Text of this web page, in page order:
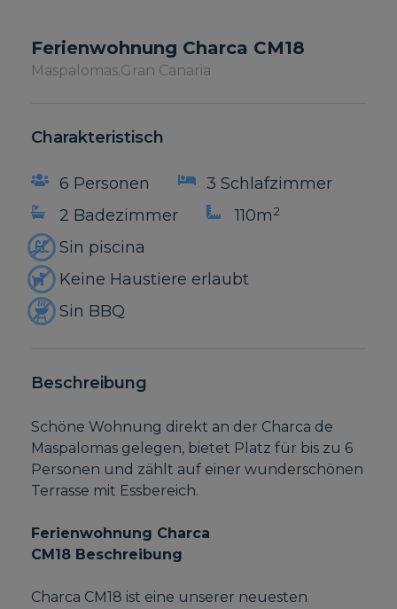
Ferienwohnung Charca CM18
Maspalomas.Gran Canaria
Charakteristisch
6 Personen
3 Schlafzimmer
2 Badezimmer
110m2
Sin piscina
Keine Haustiere erlaubt
Sin BBQ
Beschreibung
Schöne Wohnung direkt an der Charca de
Maspalomas gelegen, bietet Platz für bis zu 6
Personen und zählt auf einer wunderschönen
Terrasse mit Essbereich.
Ferienwohnung Charca
CM18 Beschreibung
Charca CM18 ist eine unserer neuesten